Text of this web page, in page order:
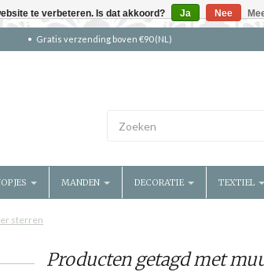
Gratis verzending boven €90 (NL)
MANDEN DECORATIE TEXTIEL
sterren
Producten getagd met
te verbeteren. Is dat akkoord? Ja Nee